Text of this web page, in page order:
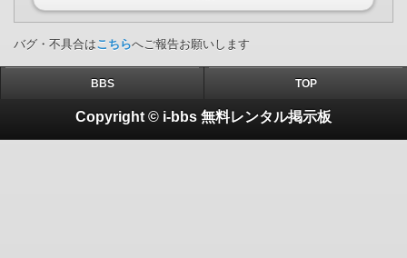
バグ・不具合はこちらへご報告お願いします
BBS TOP
Copyright © i-bbs 無料レンタル掲示板